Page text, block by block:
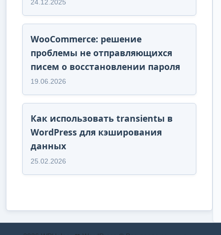
24.12.2025
WooCommerce: решение
проблемы не отправляющихся
писем о восстановлении пароля
19.06.2026
Как использовать transientы в
WordPress для кэширования
данных
25.02.2026